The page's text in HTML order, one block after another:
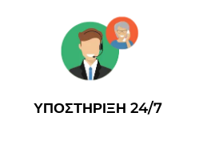
ΥΠΟΣΤΗΡΙΞΗ 24/7